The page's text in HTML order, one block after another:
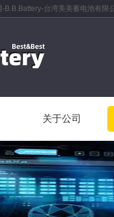
B.B.Battery-台湾美美蓄电池有限
关于公司